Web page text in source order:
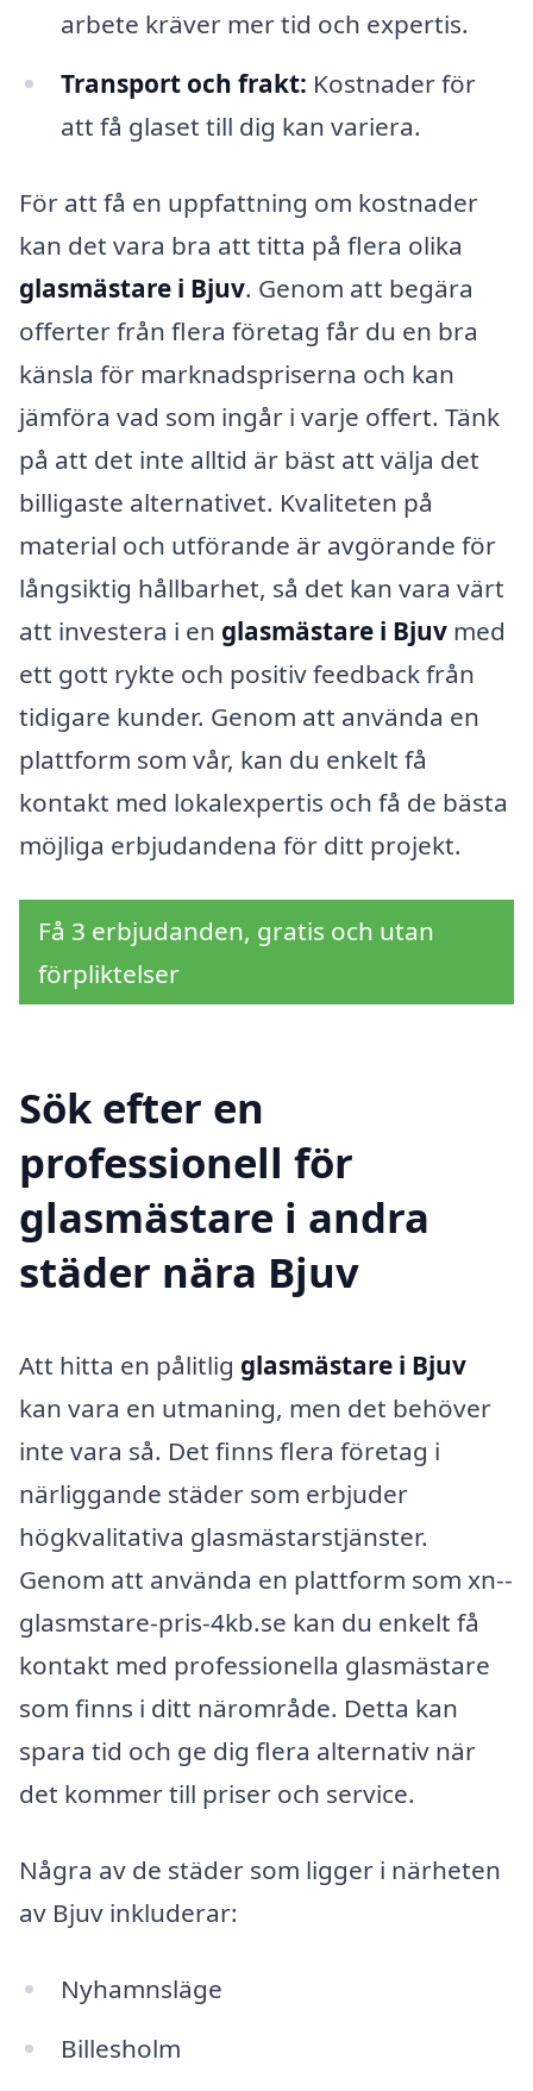
arbete kräver mer tid och expertis.
Transport och frakt: Kostnader för
att få glaset till dig kan variera.
För att få en uppfattning om kostnader
kan det vara bra att titta på flera olika
glasmästare i Bjuv. Genom att begära
offerter från flera företag får du en bra
känsla för marknadspriserna och kan
jämföra vad som ingår i varje offert. Tänk
på att det inte alltid är bäst att välja det
billigaste alternativet. Kvaliteten på
material och utförande är avgörande för
långsiktig hållbarhet, så det kan vara värt
att investera i en glasmästare i Bjuv med
ett gott rykte och positiv feedback från
tidigare kunder. Genom att använda en
plattform som vår, kan du enkelt få
kontakt med lokalexpertis och få de bästa
möjliga erbjudandena för ditt projekt.
Få 3 erbjudanden, gratis och utan
förpliktelser
Sök efter en
professionell för
glasmästare i andra
städer nära Bjuv
Att hitta en pålitlig glasmästare i Bjuv
kan vara en utmaning, men det behöver
inte vara så. Det finns flera företag i
närliggande städer som erbjuder
högkvalitativa glasmästarstjänster.
Genom att använda en plattform som xn--
glasmstare-pris-4kb.se kan du enkelt få
kontakt med professionella glasmästare
som finns i ditt närområde. Detta kan
spara tid och ge dig flera alternativ när
det kommer till priser och service.
Några av de städer som ligger i närheten
av Bjuv inkluderar:
Nyhamnsläge
Billesholm